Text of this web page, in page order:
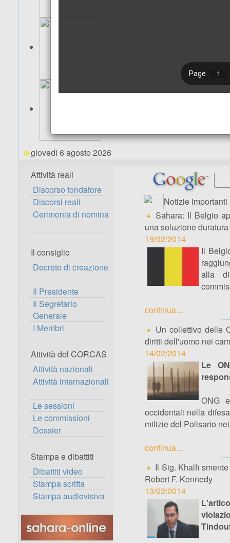
giovedì 6 agosto 2026
Attività reali
Discorso fondatore
Discorsi reali
Cerimonia di nomina
Il consiglio
Decreto di creazione
Il Presidente
Il Segretario
Generale
I Membri
Attività del CORCAS
Attività nazionali
Attività internazionali
Le sessioni
Le commissioni
Dossier
Stampa e dibattiti
Dibattiti video
Stampa scritta
Stampa audiovisiva
Notizie importanti
Sahara: Il Belgio
una soluzione duratura
19/02/2014
Il
alla
continua...
Un collettivo delle
diritti dell'uomo nei
14/02/2014
Le
ONG
occidentali nella
milizie del Polisario
continua...
Il Sig. Khalfi
Robert F. Kennedy
13/02/2014